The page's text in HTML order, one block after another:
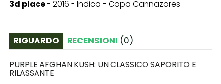
3d place- 2016 - Indica - Copa Cannazores
RIGUARDO RECENSIONI (0)
PURPLE AFGHAN KUSH: UN CLASSICO SAPORITO E
RILASSANTE